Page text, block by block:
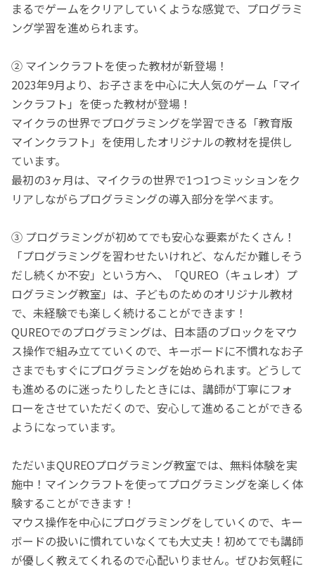
まるでゲームをクリアしていくような感覚で、プログラミ
ング学習を進められます。
② マインクラフトを使った教材が新登場！
2023年9月より、お子さまを中心に大人気のゲーム「マイ
ンクラフト」を使った教材が登場！
マイクラの世界でプログラミングを学習できる「教育版
マインクラフト」を使用したオリジナルの教材を提供し
ています。
最初の3ヶ月は、マイクラの世界で1つ1つミッションをク
リアしながらプログラミングの導入部分を学べます。
③ プログラミングが初めてでも安心な要素がたくさん！
「プログラミングを習わせたいけれど、なんだか難しそう
だし続くか不安」という方へ、「QUREO（キュレオ）プ
ログラミング教室」は、子どものためのオリジナル教材
で、未経験でも楽しく続けることができます！
QUREOでのプログラミングは、日本語のブロックをマウ
ス操作で組み立てていくので、キーボードに不慣れなお子
さまでもすぐにプログラミングを始められます。どうして
も進めるのに迷ったりしたときには、講師が丁寧にフォ
ローをさせていただくので、安心して進めることができる
ようになっています。
ただいまQUREOプログラミング教室では、無料体験を実
施中！マインクラフトを使ってプログラミングを楽しく体
験することができます！
マウス操作を中心にプログラミングをしていくので、キー
ボードの扱いに慣れていなくても大丈夫！初めてでも講師
が優しく教えてくれるので心配いりません。ぜひお気軽に